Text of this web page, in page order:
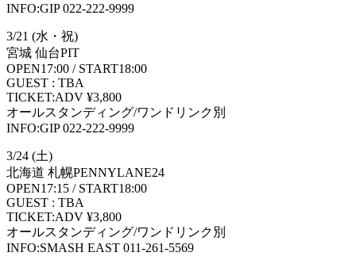
INFO:GIP 022-222-9999
3/21 (水・祝)
宮城 仙台PIT
OPEN17:00 / START18:00
GUEST : TBA
TICKET:ADV ¥3,800
オールスタンディング/ワンドリンク別
INFO:GIP 022-222-9999
3/24 (土)
北海道 札幌PENNYLANE24
OPEN17:15 / START18:00
GUEST : TBA
TICKET:ADV ¥3,800
オールスタンディング/ワンドリンク別
INFO:SMASH EAST 011-261-5569